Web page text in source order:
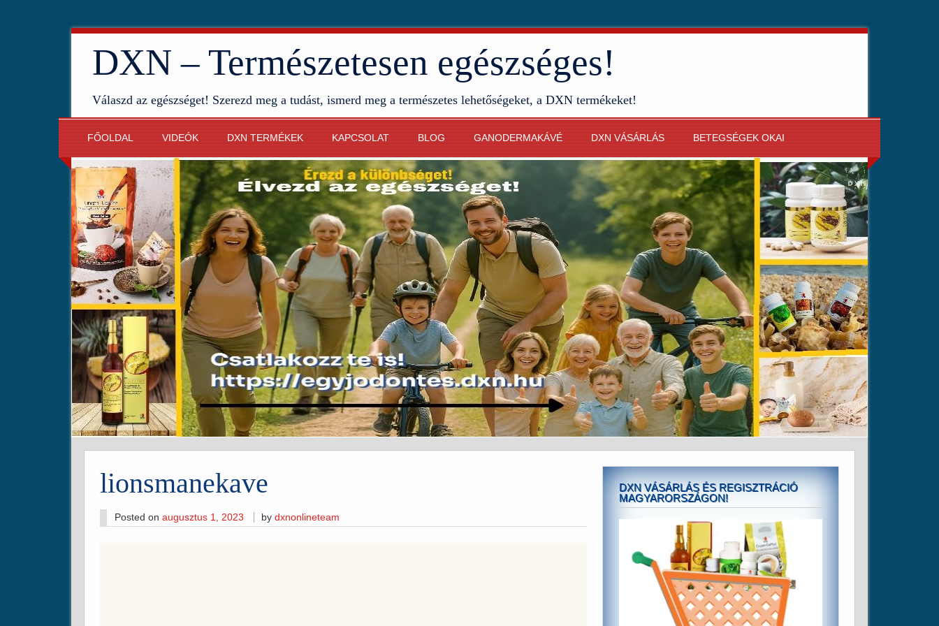
DXN – Természetesen egészséges!
Válaszd az egészséget! Szerezd meg a tudást, ismerd meg a természetes lehetőségeket, a DXN termékeket!
FŐOLDAL VIDEÓK DXN TERMÉKEK KAPCSOLAT BLOG GANODERMAKÁVÉ DXN VÁSÁRLÁS BETEGSÉGEK OKAI
lionsmanekave
Posted on augusztus 1, 2023 bydxnonlineteam
DXN VÁSÁRLÁS ÉS REGISZTRÁCIÓ
MAGYARORSZÁGON!